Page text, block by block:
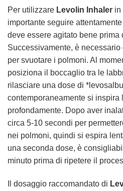
Per utilizzare Levolin Inhaler in
importante seguire
deve essere agitato bene prima
Successivamente, è
per svuotare i polmoni. Al
posiziona il boccaglio tra le
rilasciare una dose di
contemporaneamente si inspira
profondamente. Dopo aver
circa 5-10 secondi per
nei polmoni, quindi si espira
una seconda dose, è
minuto prima di ripetere il
Il dosaggio raccomandato di